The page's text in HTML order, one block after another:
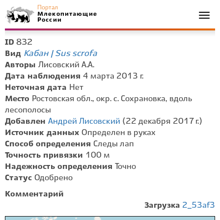
Портал
Млекопитающие
России
ID 832
Вид Кабан | Sus scrofa
Авторы Лисовский А.А.
Дата наблюдения 4 марта 2013 г.
Неточная дата Нет
Место Ростовская обл., окр. с. Сохрановка, вдоль
лесополосы
Добавлен Андрей Лисовский (22 декабря 2017 г.)
Источник данных Определен в руках
Способ определения Следы лап
Точность привязки 100 м
Надежность определения
Точно
Статус Одобрено
Комментарий
Загрузка 2_53af3